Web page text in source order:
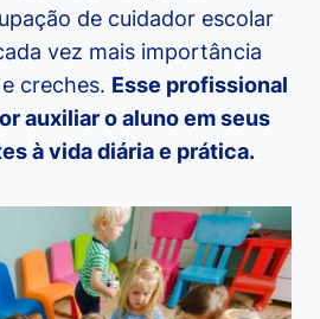
de cuidador escolar
vez mais importância
creches. Esse profissional
auxiliar o aluno em seus
à vida diária e prática.